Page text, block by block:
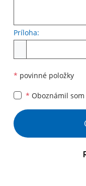
Príloha:
* povinné položky
* Oboznámil som